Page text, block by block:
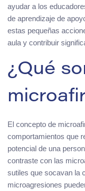
ayudar a los
de aprendizaje de
estas pequeñas
aula y contribuir
¿Qué
El concepto de
comportamientos que
potencial de una
contraste con las
sutiles que socavan la
microagresiones